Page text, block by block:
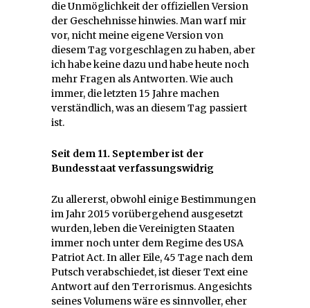
die Unmöglichkeit der offiziellen Version
der Geschehnisse hinwies. Man warf mir
vor, nicht meine eigene Version von
diesem Tag vorgeschlagen zu haben, aber
ich habe keine dazu und habe heute noch
mehr Fragen als Antworten. Wie auch
immer, die letzten 15 Jahre machen
verständlich, was an diesem Tag passiert
ist.
Seit dem 11. September ist der
Bundesstaat verfassungswidrig
Zu allererst, obwohl einige Bestimmungen
im Jahr 2015 vorübergehend ausgesetzt
wurden, leben die Vereinigten Staaten
immer noch unter dem Regime des USA
Patriot Act. In aller Eile, 45 Tage nach dem
Putsch verabschiedet, ist dieser Text eine
Antwort auf den Terrorismus. Angesichts
seines Volumens wäre es sinnvoller, eher